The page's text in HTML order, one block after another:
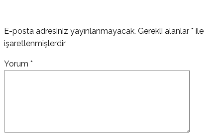
E-posta adresiniz yayınlanmayacak. Gerekli alanlar * ile
işaretlenmişlerdir
Yorum *